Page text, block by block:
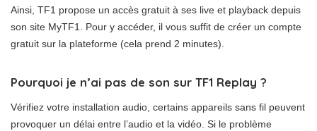
Ainsi, TF1 propose un accès gratuit à ses live et playback depuis
son site MyTF1. Pour y accéder, il vous suffit de créer un compte
gratuit sur la plateforme (cela prend 2 minutes).
Pourquoi je n’ai pas de son sur TF1 Replay ?
Vérifiez votre installation audio, certains appareils sans fil peuvent
provoquer un délai entre l’audio et la vidéo. Si le problème